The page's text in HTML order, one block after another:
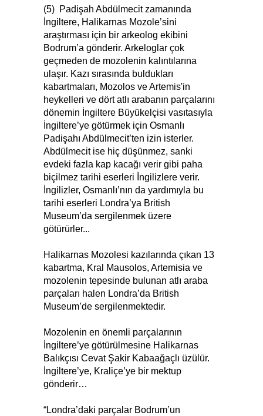
(5) Padişah Abdülmecit zamanında
İngiltere, Halikarnas Mozole’sini
araştırması için bir arkeolog ekibini
Bodrum’a gönderir. Arkeloglar çok
geçmeden de mozolenin kalıntılarına
ulaşır. Kazı sırasında buldukları
kabartmaları, Mozolos ve Artemis'in
heykelleri ve dört atlı arabanın parçalarını
dönemin İngiltere Büyükelçisi vasıtasıyla
İngiltere’ye götürmek için Osmanlı
Padişahı Abdülmecit’ten izin isterler.
Abdülmecit ise hiç düşünmez, sanki
evdeki fazla kap kacağı verir gibi paha
biçilmez tarihi eserleri İngilizlere verir.
İngilizler, Osmanlı’nın da yardımıyla bu
tarihi eserleri Londra’ya British
Museum’da sergilenmek üzere
götürürler...
Halikarnas Mozolesi kazılarında çıkan 13
kabartma, Kral Mausolos, Artemisia ve
mozolenin tepesinde bulunan atlı araba
parçaları halen Londra’da British
Museum’de sergilenmektedir.
Mozolenin en önemli parçalarının
İngiltere’ye götürülmesine Halikarnas
Balıkçısı Cevat Şakir Kabaağaçlı üzülür.
İngiltere’ye, Kraliçe’ye bir mektup
gönderir…
“Londra’daki parçalar Bodrum’un